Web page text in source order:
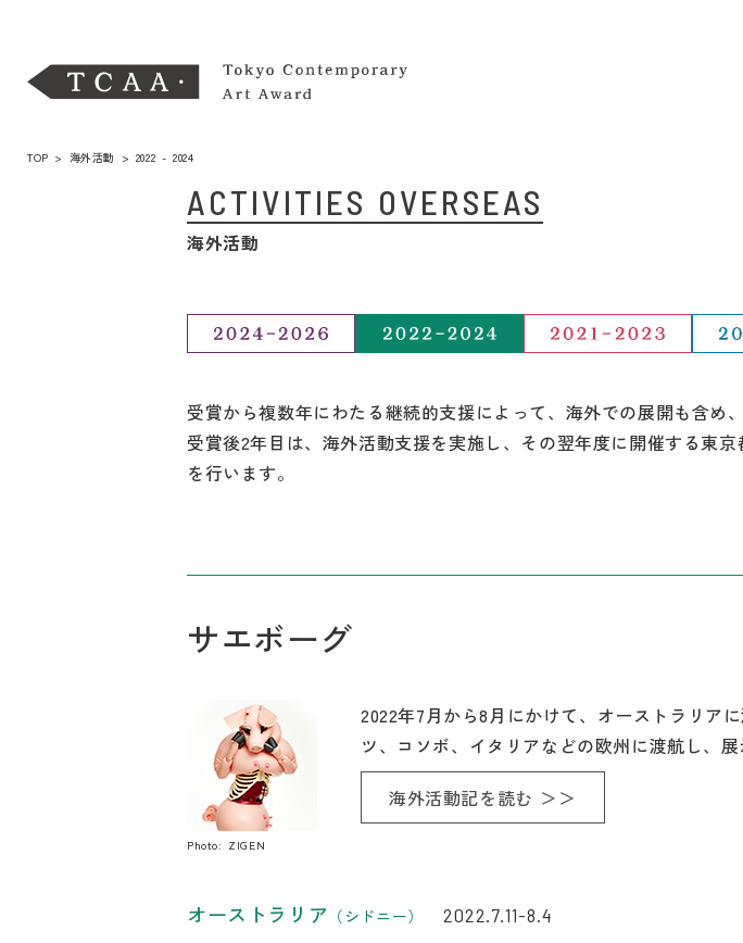
TOP > 海外活動 > 2022 - 2024
ACTIVITIES OVERSEAS
海外活動
受賞から複数年にわたる継続的支援によって、海外での展開も含め
受賞後2年目は、海外活動支援を実施し、その翌年度に開催する東
を行います。
サエボーグ
Photo: ZIGEN
2022年7月から8月にかけて、オーストラリア
ツ、コソボ、イタリアなどの欧州に渡航し、
海外活動記を読む ＞＞
オーストラリア （シドニー） 2022.7.11-8.4
リンク